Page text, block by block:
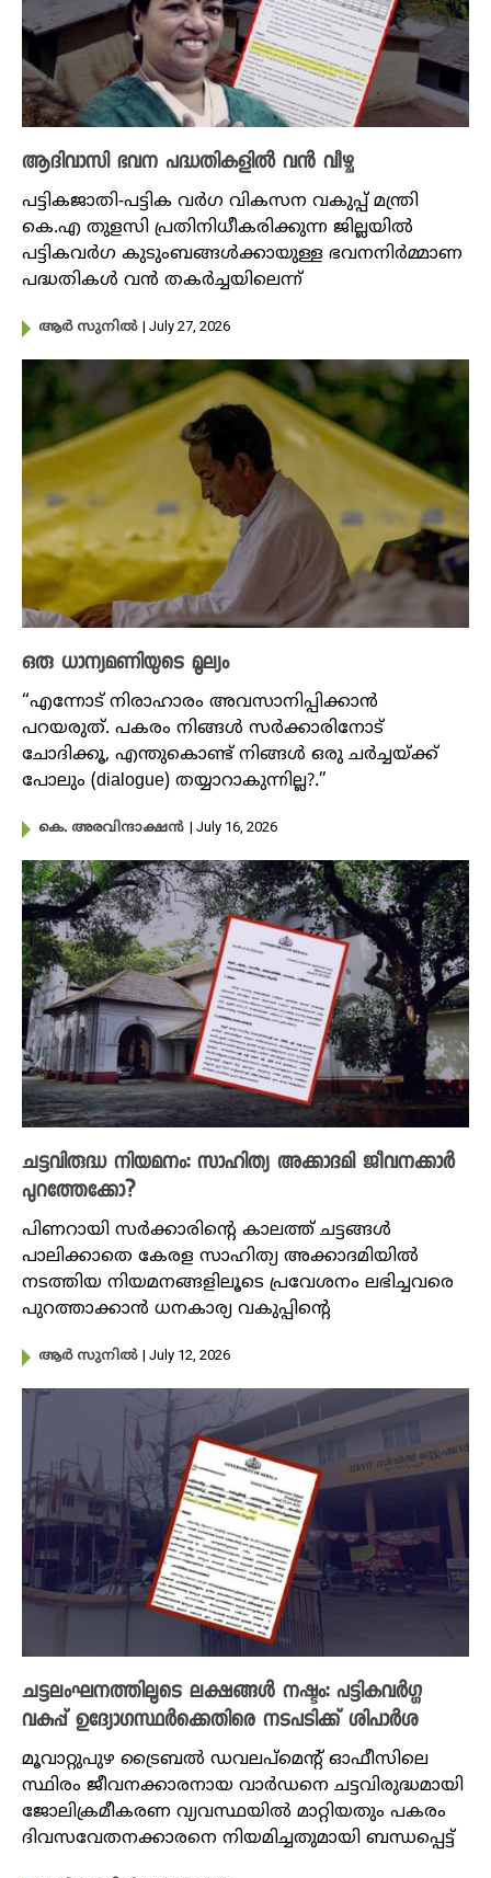
ആദിവാസി ഭവന പദ്ധതികളില്‍ വന്‍ വീഴ്ച
പട്ടികജാതി-പട്ടിക വർഗ വികസന വകുപ്പ് മന്ത്രി
കെ.എ തുളസി പ്രതിനിധീകരിക്കുന്ന ജില്ലയില്‍
പട്ടികവര്‍​ഗ കുടുംബങ്ങള്‍ക്കായുള്ള ഭവനനിര്‍മ്മാണ
പദ്ധതികള്‍ വന്‍ തകര്‍ച്ചയിലെന്ന്
ആർ സുനിൽ | July 27, 2026
ഒരു ധാന്യമണിയുടെ മൂല്യം
“എന്നോട് നിരാഹാരം അവസാനിപ്പിക്കാൻ
പറയരുത്. പകരം നിങ്ങൾ സർക്കാരിനോട്
ചോദിക്കൂ, എന്തുകൊണ്ട് നിങ്ങൾ ഒരു ചർച്ചയ്ക്ക്
പോലും (dialogue) തയ്യാറാകുന്നില്ല?.”
കെ. അരവിന്ദാക്ഷൻ | July 16, 2026
ചട്ടവിരുദ്ധ നിയമനം: സാഹിത്യ അക്കാദമി ജീവനക്കാർ
പുറത്തേക്കോ?
പിണറായി സർക്കാരിന്റെ കാലത്ത് ചട്ടങ്ങള്‍
പാലിക്കാതെ കേരള സാഹിത്യ അക്കാദമിയില്‍
നടത്തിയ നിയമനങ്ങളിലൂടെ പ്രവേശനം ലഭിച്ചവരെ
പുറത്താക്കാൻ ധനകാര്യ വകുപ്പിന്റെ
ആർ സുനിൽ | July 12, 2026
ചട്ടലംഘനത്തിലൂടെ ലക്ഷങ്ങൾ നഷ്ടം: പട്ടികവർഗ്ഗ
വകുപ്പ് ഉദ്യോഗസ്ഥർക്കെതിരെ നടപടിക്ക് ശിപാർശ
മൂവാറ്റുപുഴ ട്രൈബൽ ഡവലപ്മെന്റ് ഓഫീസിലെ
സ്ഥിരം ജീവനക്കാരനായ വാർഡനെ ചട്ടവിരുദ്ധമായി
ജോലിക്രമീകരണ വ്യവസ്ഥയിൽ മാറ്റിയതും പകരം
ദിവസവേതനക്കാരനെ നിയമിച്ചതുമായി ബന്ധപ്പെട്ട്